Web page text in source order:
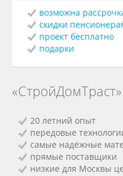
возможна
скидки
проект бесплатно
подарки
20 летний опыт
передовые
самые надёжные
прямые поставщики
низкие для Москвы